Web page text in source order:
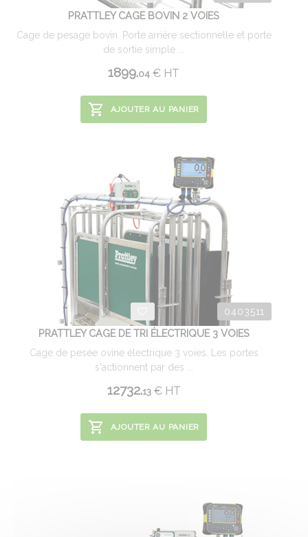
PRATTLEY CAGE BOVIN 2 VOIES
Cage de pesage bovin. Porte arrière sectionnelle et porte
de sortie simple ...
1899.04 € HT
AJOUTER AU PANIER
0403511
PRATTLEY CAGE DE TRI ÉLECTRIQUE 3 VOIES
Cage de pesée ovine électrique 3 voies. Les portes
s'actionnent par des ...
12732.13 €HT
AJOUTER AU PANIER